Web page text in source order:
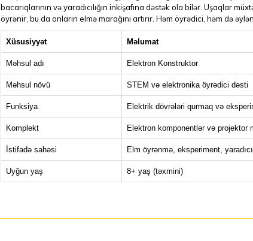
bacarıqlarının və yaradıcılığın inkişafına dəstək ola bilər. Uşaqlar
öyrənir, bu da onların elmə marağını artırır. Həm öyrədici, həm də
Xüsusiyyət Məlumat
Məhsul adı Elektron Konstruktor
Məhsul növü STEM və elektronika öyrədici dəsti
Funksiya Elektrik dövrələri qurmaq və
Komplekt Elektron komponentlər və projektor
İstifadə sahəsi Elm öyrənmə, eksperiment,
Uyğun yaş 8+ yaş (təxmini)